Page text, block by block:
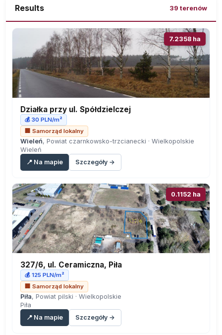
Results 39 terenów
7.2358 ha
Działka przy ul. Spółdzielczej
💰 30 PLN/m²
🏢 Samorząd lokalny
Wieleń, Powiat czarnkowsko-trzcianecki · Wielkopolskie
Wieleń
📍 Na mapie
Szczegóły →
0.1152 ha
327/6, ul. Ceramiczna, Piła
💰 125 PLN/m²
🏢 Samorząd lokalny
Piła, Powiat pilski · Wielkopolskie
Piła
📍 Na mapie
Szczegóły →